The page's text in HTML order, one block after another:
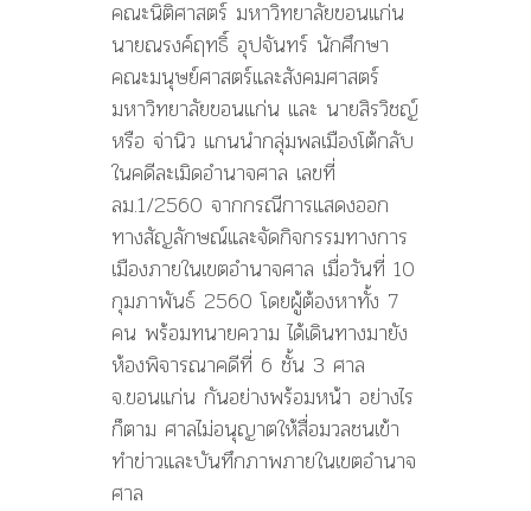
คณะนิติศาสตร์ มหาวิทยาลัยขอนแก่น
นายณรงค์ฤทธิ์ อุปจันทร์ นักศึกษา
คณะมนุษย์ศาสตร์และสังคมศาสตร์
มหาวิทยาลัยขอนแก่น และ นายสิรวิชญ์
หรือ จ่านิว แกนนำกลุ่มพลเมืองโต้กลับ
ในคดีละเมิดอำนาจศาล เลขที่
ลม.1/2560 จากกรณีการแสดงออก
ทางสัญลักษณ์และจัดกิจกรรมทางการ
เมืองภายในเขตอำนาจศาล เมื่อวันที่ 10
กุมภาพันธ์ 2560 โดยผู้ต้องหาทั้ง 7
คน พร้อมทนายความ ได้เดินทางมายัง
ห้องพิจารณาคดีที่ 6 ชั้น 3 ศาล
จ.ขอนแก่น กันอย่างพร้อมหน้า อย่างไร
ก็ตาม ศาลไม่อนุญาตให้สื่อมวลชนเข้า
ทำข่าวและบันทึกภาพภายในเขตอำนาจ
ศาล